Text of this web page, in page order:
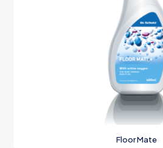
Floor Mate